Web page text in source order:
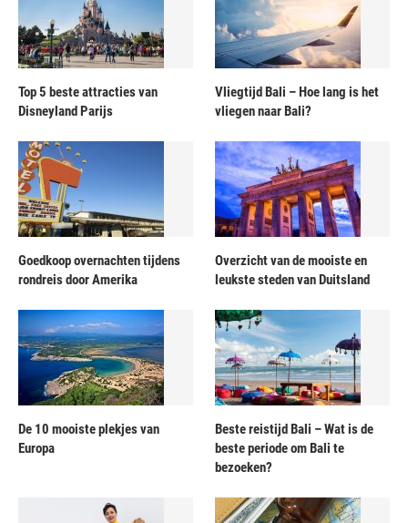
Top 5 beste attracties van
Disneyland Parijs
Vliegtijd Bali – Hoe lang is het
vliegen naar Bali?
Goedkoop overnachten tijdens
rondreis door Amerika
Overzicht van de mooiste en
leukste steden van Duitsland
De 10 mooiste plekjes van
Europa
Beste reistijd Bali – Wat is de
beste periode om Bali te
bezoeken?